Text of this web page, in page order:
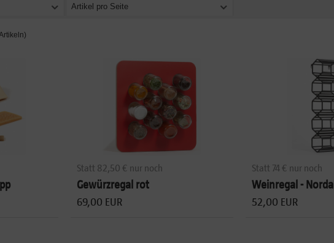
Artikel pro Seite
Statt 82,50 € nur noch
Gewürzregal rot
69,00 EUR
Statt 74 € nur noch
Weinregal - Nordal
52,00 EUR